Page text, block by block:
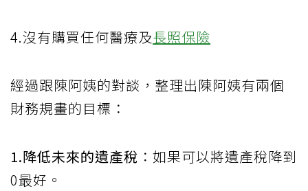
4.沒有購買任何醫療及長照保險
經過跟陳阿姨的對談，整理出陳阿姨有兩個
財務規畫的目標：
1.降低未來的遺產稅 ：如果可以將遺產稅降到
0最好。